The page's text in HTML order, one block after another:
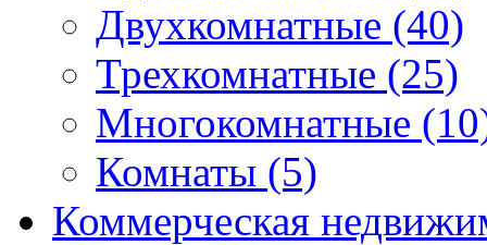
Двухкомнатные (40)
Трехкомнатные (25)
Многокомнатные
Комнаты (5)
Коммерческая